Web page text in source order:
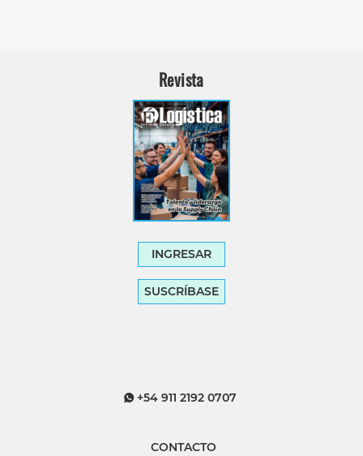
Revista
INGRESAR
SUSCRÍBASE
+54 911 2192 0707
CONTACTO